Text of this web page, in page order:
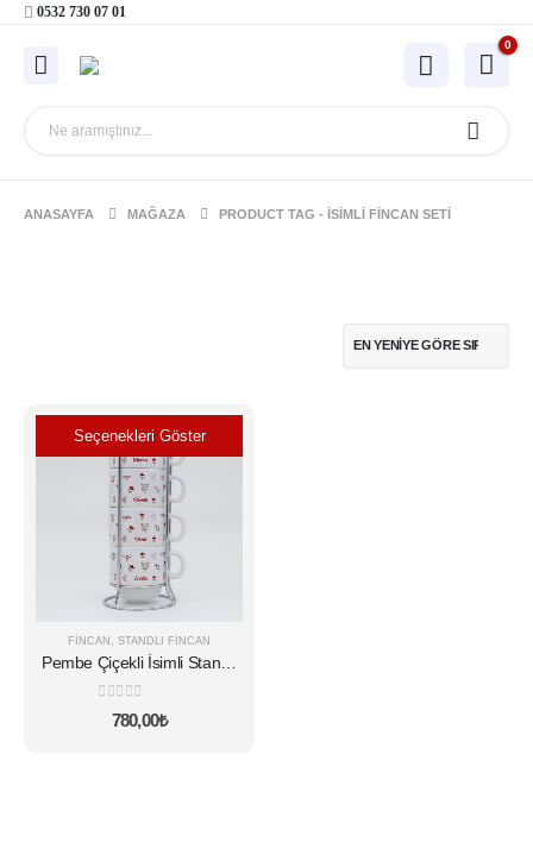
0532 730 07 01
0
ANASAYFA MAĞAZA PRODUCT TAG - ISIMLI FINCAN SETI
Seçenekleri Göster
FINCAN STANDLI FINCAN
Pembe Çiçekli İsimli Standlı
Fincan Seti
5 üzerinden
780,00₺